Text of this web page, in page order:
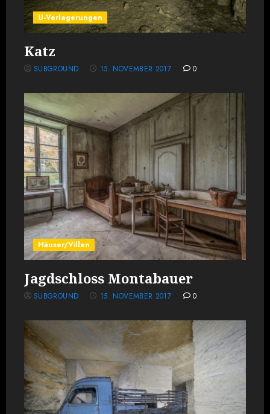
U-Verlagerungen
Katz
SUBGROUND 15. NOVEMBER 2017 0
Häuser/Villen
Jagdschloss Montabauer
SUBGROUND 15. NOVEMBER 2017 0